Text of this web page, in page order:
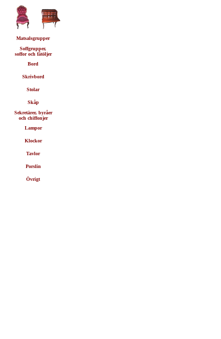
Matsalsgrupper
Soffgrupper,
soffor och fåtöljer
Bord
Skrivbord
Stolar
Skåp
Sekretärer, byråer
och chiffonjer
Lampor
Klockor
Tavlor
Porslin
Övrigt